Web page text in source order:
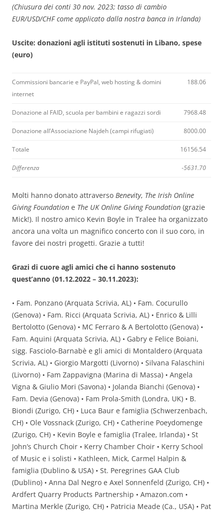
(Chiusura dei conti 30 nov. 2023; tasso di cambio
EUR/USD/CHF come applicato dalla nostra banca in Irlanda)
Uscite: donazioni agli istituti sostenuti in Libano, spese
(euro)
Commissioni bancarie e PayPal, web hosting & domini
internet
188.06
Donazione al FAID, scuola per bambini e ragazzi sordi 7968.48
Donazione all’Associazione Najdeh (campi rifugiati) 8000.00
Totale 16156.54
Differenza -5631.70
Molti hanno donato attraverso Benevity, The Irish Online
Giving Foundation e The UK Online Giving Foundation (grazie
Mick!). Il nostro amico Kevin Boyle in Tralee ha organizzato
ancora una volta un magnifico concerto con il suo coro, in
favore dei nostri progetti. Grazie a tutti!
Grazi di cuore agli amici che ci hanno sostenuto
quest’anno (01.12.2022 – 30.11.2023):
• Fam. Ponzano (Arquata Scrivia, AL) • Fam. Cocurullo
(Genova) • Fam. Ricci (Arquata Scrivia, AL) • Enrico & Lilli
Bertolotto (Genova) • MC Ferraro & A Bertolotto (Genova) •
Fam. Aquini (Arquata Scrivia, AL) • Gabry e Felice Boiani,
sigg. Fasciolo-Barnabè e gli amici di Montaldero (Arquata
Scrivia, AL) • Giorgio Margotti (Livorno) • Silvana Falaschini
(Livorno) • Fam Zappavigna (Marina di Massa) • Angela
Vigna & Giulio Mori (Savona) • Jolanda Bianchi (Genova) •
Fam. Devia (Genova) • Fam Prola-Smith (Londra, UK) • B.
Biondi (Zurigo, CH) • Luca Baur e famiglia (Schwerzenbach,
CH) • Ole Vossnack (Zurigo, CH) • Catherine Poeydomenge
(Zurigo, CH) • Kevin Boyle e famiglia (Tralee, Irlanda) • St
John’s Church Choir • Kerry Chamber Choir • Kerry School
of Music e i solisti • Kathleen, Mick, Carmel Halpin &
famiglia (Dublino & USA) • St. Peregrines GAA Club
(Dublino) • Anna Dal Negro e Axel Sonnenfeld (Zurigo, CH) •
Ardfert Quarry Products Partnership • Amazon.com •
Martina Merkle (Zurigo, CH) • Patricia Meade (Ca., USA) • Pat